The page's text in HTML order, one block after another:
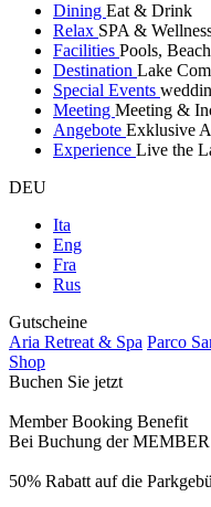
Dining Eat & Drink
Relax SPA &
Facilities Pools,
Destination Lake
Special Events
Meeting Meeting &
Angebote Exklusive
Experience Live the
DEU
Ita
Eng
Fra
Rus
Gutscheine
Aria Retreat & Spa Parco
Shop
Buchen Sie jetzt
Member Booking Benefit
Bei Buchung der MEMBER
50% Rabatt auf die